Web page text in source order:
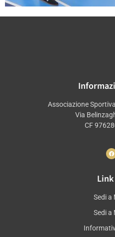
Associazione
Via
CF
Sedi a
Sedi a